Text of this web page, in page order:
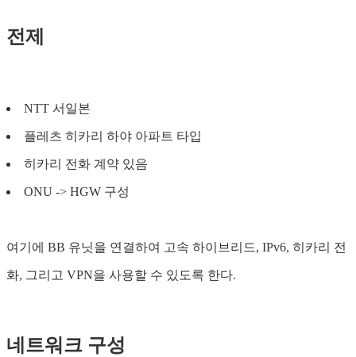
전제
NTT 서일본
플레츠 히카리 하야 아파트 타입
히카리 전화 계약 있음
ONU -> HGW 구성
여기에 BB 유닛을 연결하여 고속 하이브리드, IPv6, 히카리 전
화, 그리고 VPN을 사용할 수 있도록 한다.
네트워크 구성